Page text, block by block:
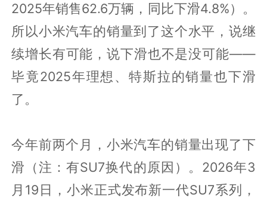
2025年销售62.6万辆，同比下滑4.8%）。
所以小米汽车的销量到了这个水平，说继
续增长有可能，说下滑也不是没可能——
毕竟2025年理想、特斯拉的销量也下滑
了。
今年前两个月，小米汽车的销量出现了下
滑（注：有SU7换代的原因）。2026年3
月19日，小米正式发布新一代SU7系列，